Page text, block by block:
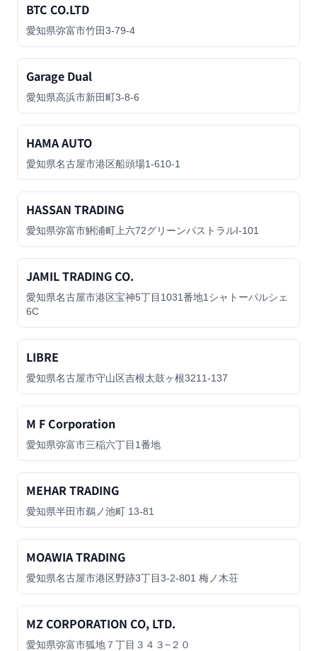
BTC CO.LTD
愛知県弥富市竹田3-79-4
Garage Dual
愛知県高浜市新田町3-8-6
HAMA AUTO
愛知県名古屋市港区船頭場1-610-1
HASSAN TRADING
愛知県弥富市鯏浦町上六72グリーンパストラルI-101
JAMIL TRADING CO.
愛知県名古屋市港区宝神5丁目1031番地1シャトーパルシェ
6C
LIBRE
愛知県名古屋市守山区吉根太鼓ヶ根3211-137
M F Corporation
愛知県弥富市三稲六丁目1番地
MEHAR TRADING
愛知県半田市鵜ノ池町 13-81
MOAWIA TRADING
愛知県名古屋市港区野跡3丁目3-2-801 梅ノ木荘
MZ CORPORATION CO, LTD.
愛知県弥富市狐地７丁目３４３−２０